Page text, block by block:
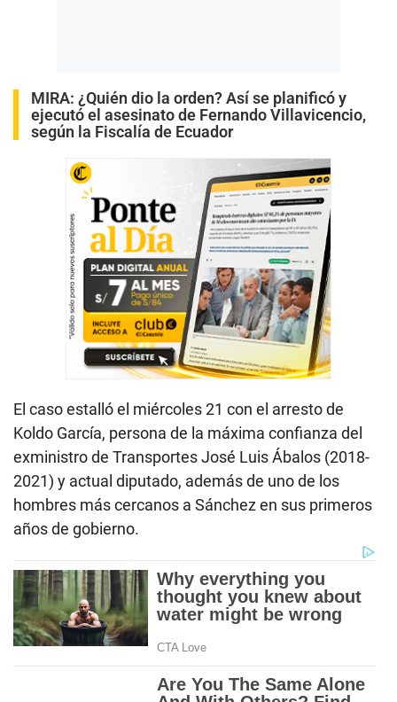
MIRA: ¿Quién dio la orden? Así se planificó y
ejecutó el asesinato de Fernando Villavicencio,
según la Fiscalía de Ecuador
El caso estalló el miércoles 21 con el arresto de
Koldo García, persona de la máxima confianza del
exministro de Transportes José Luis Ábalos (2018-
2021) y actual diputado, además de uno de los
hombres más cercanos a Sánchez en sus primeros
años de gobierno.